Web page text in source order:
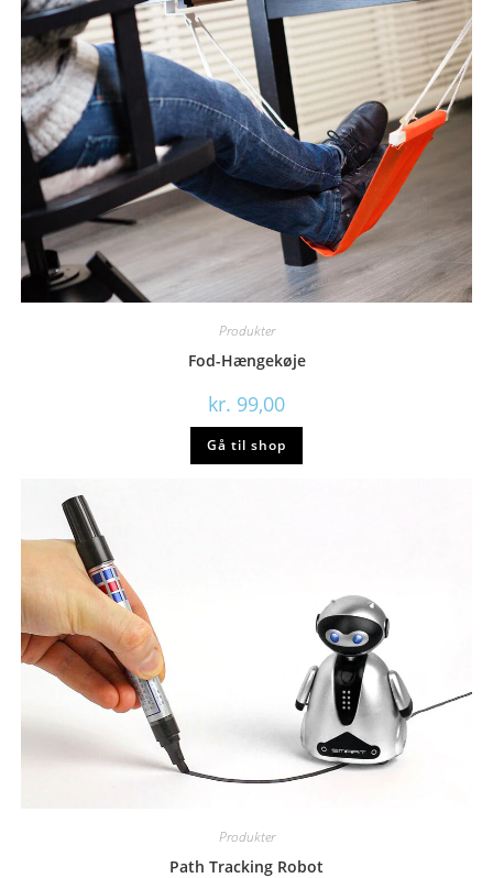
Produkter
Fod-Hængekøje
kr. 99,00
Gå til shop
Produkter
Path Tracking Robot